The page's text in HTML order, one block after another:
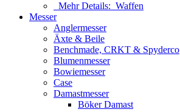
Mehr Details: Waffen
Messer
Anglermesser
Äxte & Beile
Benchmade, CRKT & Spyderco
Blumenmesser
Bowiemesser
Case
Damastmesser
Böker Damast